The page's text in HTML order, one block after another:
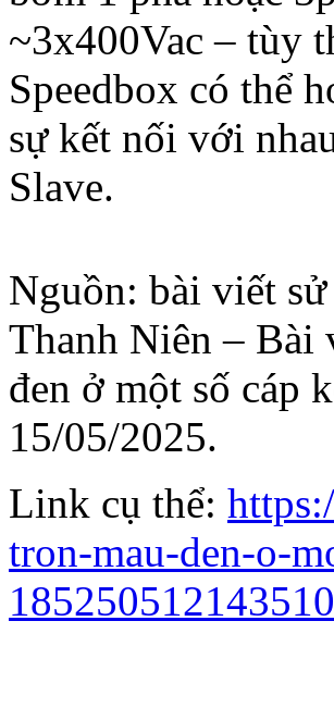
~3x400Vac – tùy
Speedbox có thể
sự kết nối với
Slave.
Nguồn: bài viết
Thanh Niên – Bài
đen ở một số cáp
15/05/2025.
Link cụ thể:
tron-mau-den-o-